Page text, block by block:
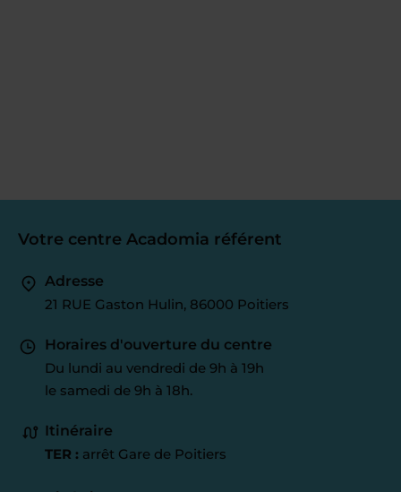
Votre centre Acadomia référent
Adresse
21 RUE Gaston Hulin, 86000 Poitiers
Horaires d'ouverture du centre
Du lundi au vendredi de 9h à 19h
le samedi de 9h à 18h.
Itinéraire
TER : arrêt Gare de Poitiers